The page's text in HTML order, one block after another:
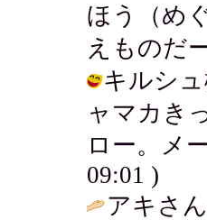
ほう（め
えものだ
キルシ
ャマカき
ロー。メ
09:01 )
アキさ